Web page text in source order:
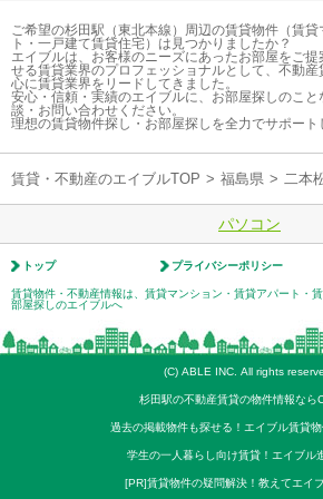
ご希望の杉田駅（東北本線）周辺の賃貸物件（賃
ト・一戸建て賃貸住宅）は見つかりましたか？
エイブルは、お客様のニーズにあったお部屋をご
せる賃貸業界のプロフェッショナルとして、不動
心に賃貸業界をリードしてきました。
安心・信頼・実績のエイブルに、お部屋探しのこ
談・お問い合わせください。
理想の賃貸物件探し・お部屋探しを全力でサポート
賃貸・不動産のエイブルTOP > 福島県 > 二本
パソコン
トップ プライバシーポリシー
賃貸物件・不動産情報は、賃貸マンション・賃貸アパート・
部屋探しのエイブルへ
(C) ABLE INC. All rights
杉田駅の不動産賃貸の物件情報なら
過去の掲載物件も探せる！エイブル賃貸
学生の一人暮らし向け賃貸！エイブル
[PR]賃貸物件の疑問解決！教えてエイ